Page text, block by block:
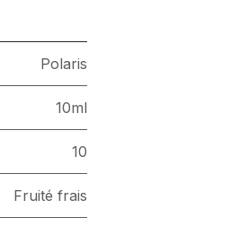
Polaris
10ml
10
Fruité frais